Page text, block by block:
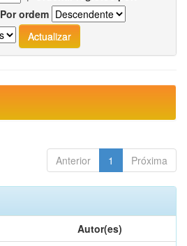
Por ordem
Anterior 1 Próxima
Autor(es)